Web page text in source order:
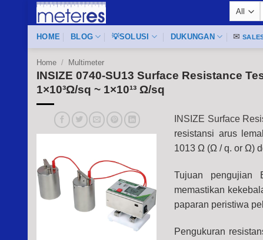
Skip
content
HOME BLOG 💡SOLUSI DUKUNGAN ✉
Home / Multimeter
INSIZE 0740-SU13 Surface Resistance
1×10³Ω/sq ~ 1×10¹³ Ω/sq
INSIZE Surface
resistansi arus
1013 Ω (Ω / q. or Ω)
Tujuan pengujian
memastikan
paparan peristiwa
Pengukuran